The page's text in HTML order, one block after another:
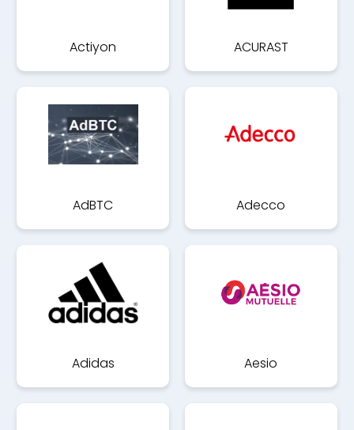
Actiyon ACURAST
AdBTC Adecco
Adidas Aesio